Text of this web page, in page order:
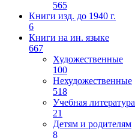
565
Книги изд. до 1940 г.
6
Книги на ин. языке
667
Художественные
100
Нехудожественные
518
Учебная литература
21
Детям и родителям
8